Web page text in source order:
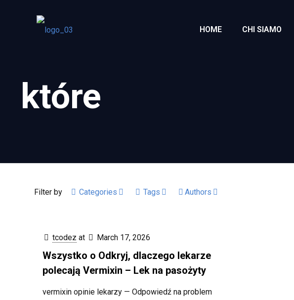
HOME CHI SIAMO
które
Filter by Categories Tags Authors
tcodez at March 17, 2026
Wszystko o Odkryj, dlaczego lekarze
polecają Vermixin – Lek na pasożyty
vermixin opinie lekarzy — Odpowiedź na problem